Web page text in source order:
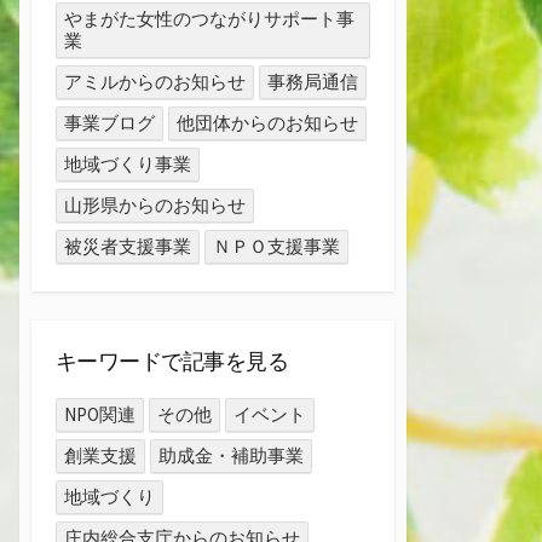
やまがた女性のつながりサポート事
業
アミルからのお知らせ
事務局通信
事業ブログ
他団体からのお知らせ
地域づくり事業
山形県からのお知らせ
被災者支援事業
ＮＰＯ支援事業
キーワードで記事を見る
NPO関連 その他
イベント
創業支援
助成金・補助事業
地域づくり